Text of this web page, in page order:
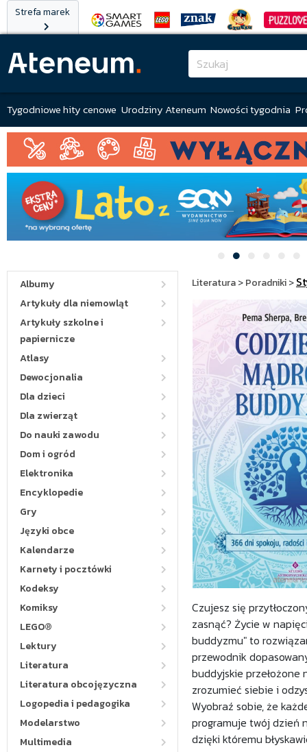
Strefa marek
Tygodniowe hity cenowe Urodziny Ateneum Nowości tygodnia
Albumy
Artykuły dla niemowląt
Artykuły szkolne i
papiernicze
Atlasy
Dewocjonalia
Dla dzieci
Dla zwierząt
Do nauki zawodu
Dom i ogród
Elektronika
Encyklopedie
Gry
Języki obce
Kalendarze
Karnety i pocztówki
Kodeksy
Komiksy
LEGO®
Lektury
Literatura
Literatura obcojęzyczna
Logopedia i pedagogika
Modelarstwo
Multimedia
Literatura>Poradniki>
Czujesz się
zasnąć? Życie w
buddyzmu" to
przewodnik
buddyjskie przełożone
zrozumieć siebie i
Wyobraź sobie, że
programuje twój dzień
dzięki któremu